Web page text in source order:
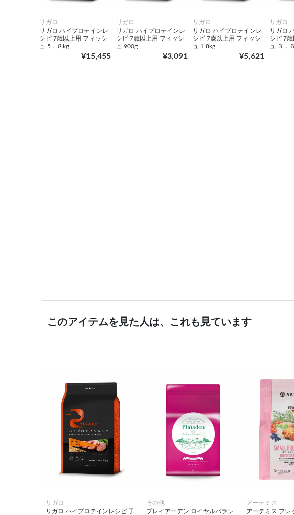
リガロ
リガロ ハイプロテインレ
シピ 7歳以上用 フィッシ
ュ 5．８kg
¥15,455
リガロ
リガロ ハイプロテインレ
シピ 7歳以上用 フィッシ
ュ 900g
¥3,091
リガロ
リガロ ハイプロテインレ
シピ 7歳以上用 フィッシ
ュ 1.8kg
¥5,621
リガロ
リガロ
シピ 7
ュ ３．
このアイテムを見た人は、これも見ています
リガロ
リガロ ハイプロテインレシピ 子
その他
プレイアーデン ロイヤルバラン
アーテミス
アーテミス フレ